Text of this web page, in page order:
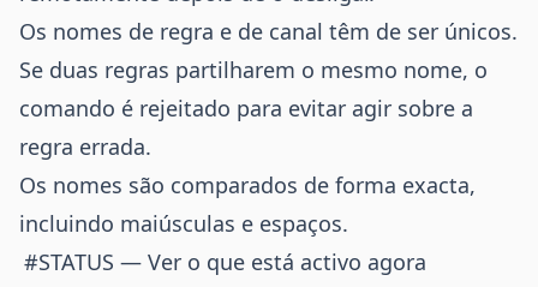
Os nomes de regra e de canal têm de ser únicos.
Se duas regras partilharem o mesmo nome, o
comando é rejeitado para evitar agir sobre a
regra errada.
Os nomes são comparados de forma exacta,
incluindo maiúsculas e espaços.
#STATUS — Ver o que está activo agora